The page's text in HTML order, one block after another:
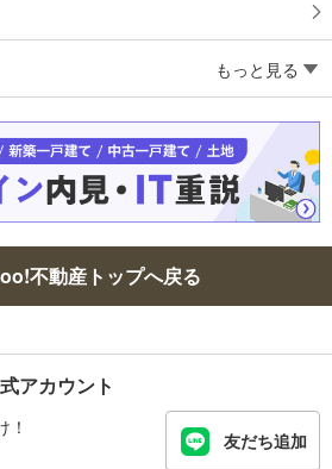
もっと見る
不動産トップへ戻る
アカウント
！
友だち追加